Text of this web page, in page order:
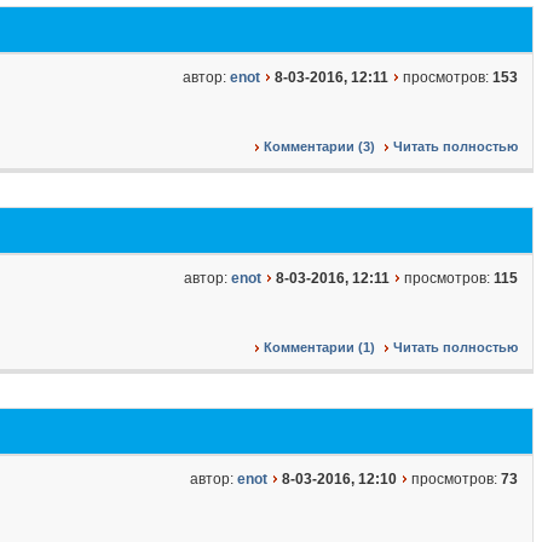
автор: enot 8-03-2016, 12:11 просмотров: 153
Комментарии (3) Читать полностью
автор: enot 8-03-2016, 12:11 просмотров: 115
Комментарии (1) Читать полностью
автор: enot 8-03-2016, 12:10 просмотров: 73